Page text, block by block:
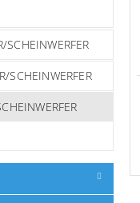
SCHEINWERFER
SCHEINWERFER